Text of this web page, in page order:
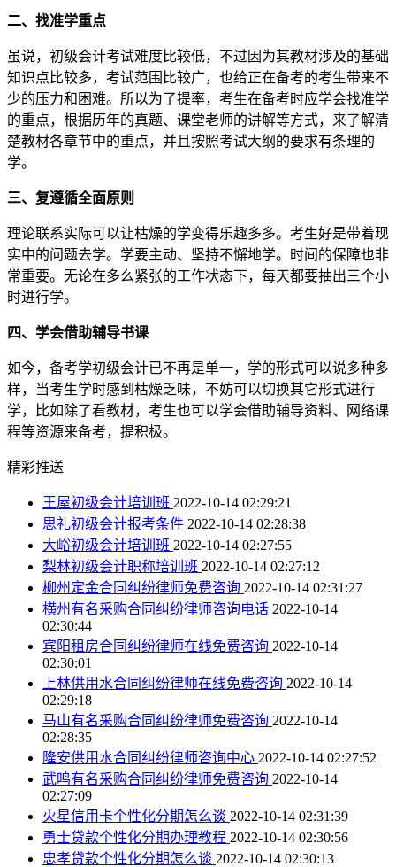
二、找准学重点
虽说，初级会计考试难度比较低，不过因为其教材涉及的基础
知识点比较多，考试范围比较广，也给正在备考的考生带来不
少的压力和困难。所以为了提率，考生在备考时应学会找准学
的重点，根据历年的真题、课堂老师的讲解等方式，来了解清
楚教材各章节中的重点，并且按照考试大纲的要求有条理的
学。
三、复遵循全面原则
理论联系实际可以让枯燥的学变得乐趣多多。考生好是带着现
实中的问题去学。学要主动、坚持不懈地学。时间的保障也非
常重要。无论在多么紧张的工作状态下，每天都要抽出三个小
时进行学。
四、学会借助辅导书课
如今，备考学初级会计已不再是单一，学的形式可以说多种多
样，当考生学时感到枯燥乏味，不妨可以切换其它形式进行
学，比如除了看教材，考生也可以学会借助辅导资料、网络课
程等资源来备考，提积极。
精彩推送
王屋初级会计培训班 2022-10-14 02:29:21
思礼初级会计报考条件 2022-10-14 02:28:38
大峪初级会计培训班 2022-10-14 02:27:55
梨林初级会计职称培训班 2022-10-14 02:27:12
柳州定金合同纠纷律师免费咨询 2022-10-14 02:31:27
横州有名采购合同纠纷律师咨询电话 2022-10-14
02:30:44
宾阳租房合同纠纷律师在线免费咨询 2022-10-14
02:30:01
上林供用水合同纠纷律师在线免费咨询 2022-10-14
02:29:18
马山有名采购合同纠纷律师免费咨询 2022-10-14
02:28:35
隆安供用水合同纠纷律师咨询中心 2022-10-14 02:27:52
武鸣有名采购合同纠纷律师免费咨询 2022-10-14
02:27:09
火星信用卡个性化分期怎么谈 2022-10-14 02:31:39
勇士贷款个性化分期办理教程 2022-10-14 02:30:56
忠孝贷款个性化分期怎么谈 2022-10-14 02:30:13